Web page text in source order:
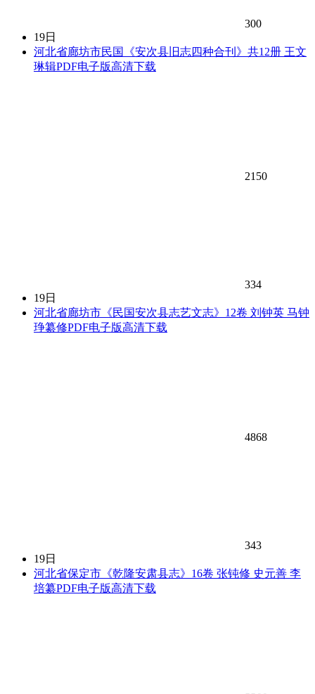
300
19日
河北省廊坊市民国《安次县旧志四种合刊》共12册 王文
琳辑PDF电子版高清下载
2150
334
19日
河北省廊坊市《民国安次县志艺文志》12卷 刘钟英 马钟
琤纂修PDF电子版高清下载
4868
343
19日
河北省保定市《乾隆安肃县志》16卷 张钝修 史元善 李
培纂PDF电子版高清下载